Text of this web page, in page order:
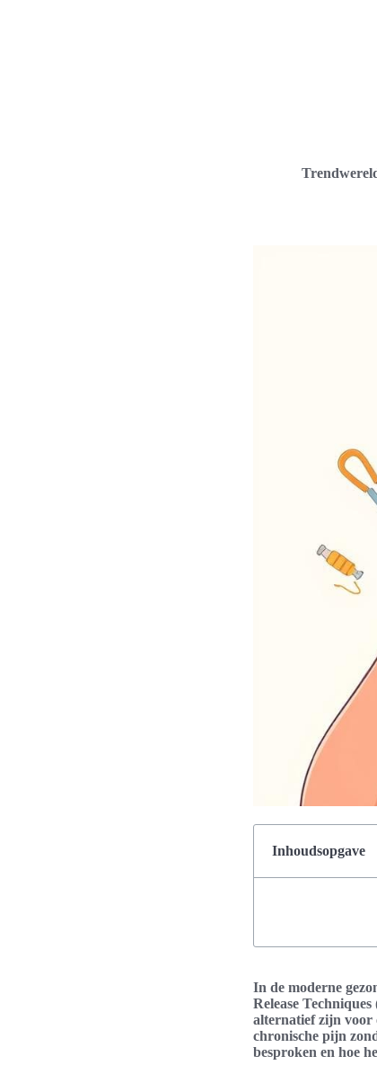
Inhoudsopgave
In de moderne
Release
alternatief zijn voor
chronische pijn
besproken en hoe